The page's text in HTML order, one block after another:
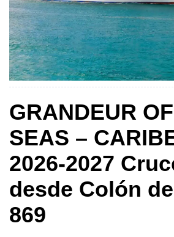
GRANDEUR
SEAS –
2026-2027
desde Colón
869